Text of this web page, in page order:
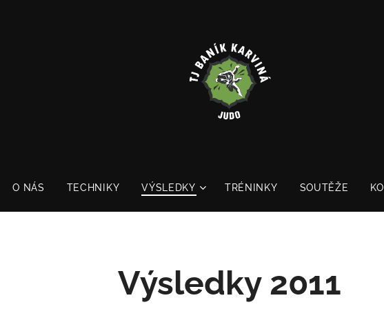
O NÁS TECHNIKY VÝSLEDKY TRÉNINKY SOUTĚŽE
Výsledky 2011